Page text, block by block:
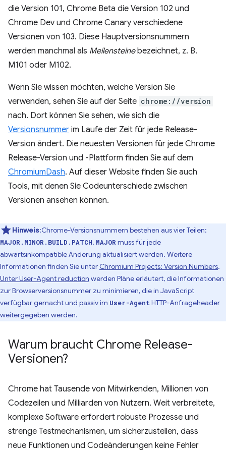
die Version 101, Chrome Beta die Version 102 und
Chrome Dev und Chrome Canary verschiedene
Versionen von 103. Diese Hauptversionsnummern
werden manchmal als Meilensteinebezeichnet, z. B.
M101 oder M102.
Wenn Sie wissen möchten, welche Version Sie
verwenden, sehen Sie auf der Seite chrome://version
nach. Dort können Sie sehen, wie sich die
Versionsnummer im Laufe der Zeit für jede Release-
Version ändert. Die neuesten Versionen für jede Chrome
Release-Version und -Plattform finden Sie auf dem
ChromiumDash. Auf dieser Website finden Sie auch
Tools, mit denen Sie Codeunterschiede zwischen
Versionen ansehen können.
Hinweis:Chrome-Versionsnummern bestehen aus vier Teilen:
MAJOR.MINOR.BUILD.PATCH. MAJOR muss für jede
abwärtsinkompatible Änderung aktualisiert werden. Weitere
Informationen finden Sie unter Chromium Projects: Version Numbers.
Unter User-Agent reduction werden Pläne erläutert, die Informationen
zur Browserversionsnummer zu minimieren, die in JavaScript
verfügbar gemacht und passiv im User-Agent HTTP-Anfrageheader
weitergegeben werden.
Warum braucht Chrome Release-
Versionen?
Chrome hat Tausende von Mitwirkenden, Millionen von
Codezeilen und Milliarden von Nutzern. Weit verbreitete,
komplexe Software erfordert robuste Prozesse und
strenge Testmechanismen, um sicherzustellen, dass
neue Funktionen und Codeänderungen keine Fehler